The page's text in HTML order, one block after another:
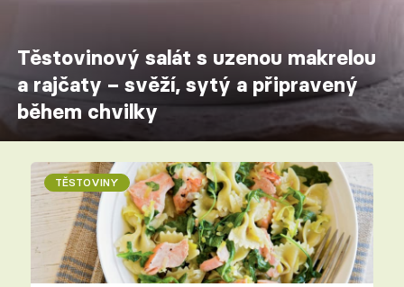
Těstovinový salát s uzenou makrelou
a rajčaty – svěží, sytý a připravený
během chvilky
TĚSTOVINY